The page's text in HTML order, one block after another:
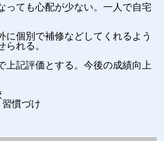
っても心配が少ない。一人で自宅
に個別で補修などしてくれるよう
れる。
上記評価とする。今後の成績向上
慣づけ